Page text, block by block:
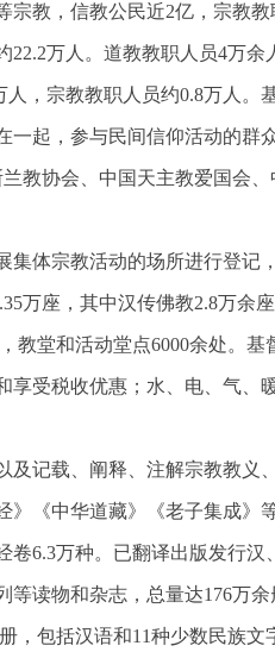
宗教，信教公民近2亿，宗教
万人。道教教职人员4万
，宗教教职人员约0.8万人。
起，参与民间信仰活动的群
教协会、中国天主教爱国会
体宗教活动的场所进行登记
万座，其中汉传佛教2.8万余
教堂和活动堂点6000余处。
受税收优惠；水、电、气、
记载、阐释、注解宗教教义
《中华道藏》《老子集成》
卷6.3万种。已翻译出版发行
读物和杂志，总量达176万
，包括汉语和11种少数民族